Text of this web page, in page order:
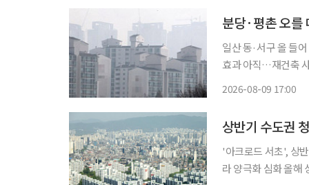
분당·평촌 오를
일산 동·서구 올 들
효과 아직…재건축 사업성 발목 수도권 1기 신도시가 위치
2026-08-09 17:00
상반기 수도권
'아크로드 서초', 상
라 양극화 심화 올해 상반기 수도권 분양시장이 지역 내 최상급지와 분양가상한제(분상제) 적